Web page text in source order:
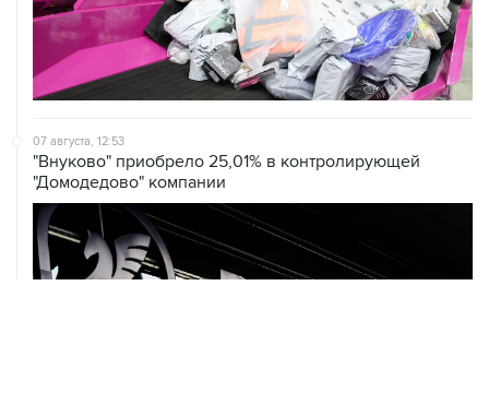
07 августа, 12:53
"Внуково" приобрело 25,01% в контролирующей
"Домодедово" компании